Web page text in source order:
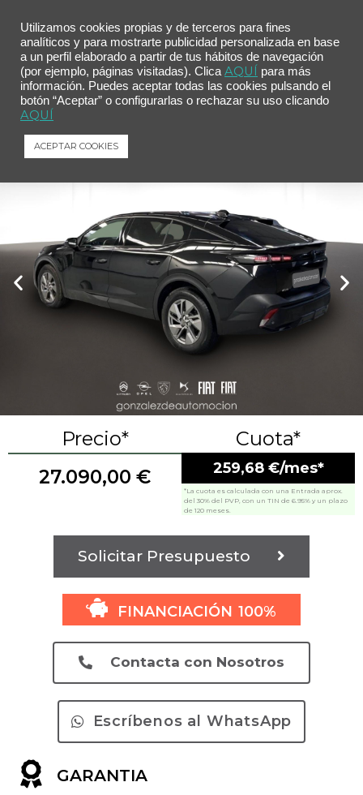
/Comprar tu coche/ Peugeot 408 408 Allure HYBRID 145 eDCS6
Peugeot 408 408 Allure HYBRID 145
eDCS6
Precio*
27.090,00 €
Cuota*
259,68 €/mes*
*La cuota es calculada con una Entrada aprox.
del 30% del PVP, con un TIN de 6.95% y un plazo
de 120 meses.
Solicitar Presupuesto
FINANCIACIÓN 100%
Contacta con Nosotros
Escríbenos al WhatsApp
GARANTIA
Utilizamos cookies propias y de terceros para fines
analíticos y para mostrarte publicidad personalizada en base
a un perfil elaborado a partir de tus hábitos de navegación
(por ejemplo, páginas visitadas). Clica AQUÍ para más
información. Puedes aceptar todas las cookies pulsando el
botón “Aceptar” o configurarlas o rechazar su uso clicando
AQUÍ
ACEPTAR COOKIES